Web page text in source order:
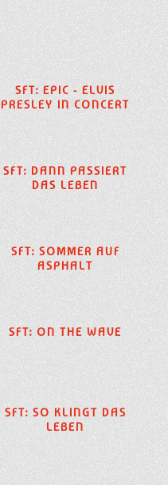
SFT: EPIC - ELVIS
PRESLEY IN CONCERT
SFT: DANN PASSIERT
DAS LEBEN
SFT: SOMMER AUF
ASPHALT
SFT: ON THE WAVE
SFT: SO KLINGT DAS
LEBEN